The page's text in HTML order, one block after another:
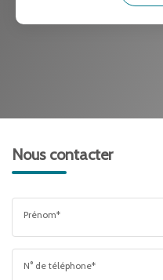
Nous contacter
Prénom*
N° de téléphone*